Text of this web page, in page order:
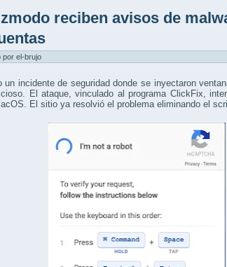
reciben avisos de
por el-brujo
un incidente de seguridad donde se inyectaron
El ataque, vinculado al programa ClickFix,
El sitio ya resolvió el problema eliminando el